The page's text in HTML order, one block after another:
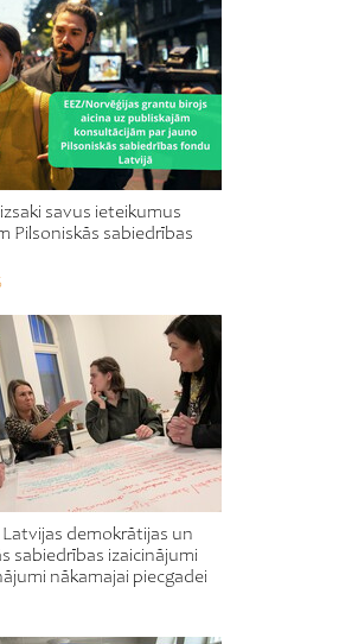
savus ieteikumus
Pilsoniskās sabiedrības
demokrātijas un
sabiedrības izaicinājumi
nākamajai piecgadei